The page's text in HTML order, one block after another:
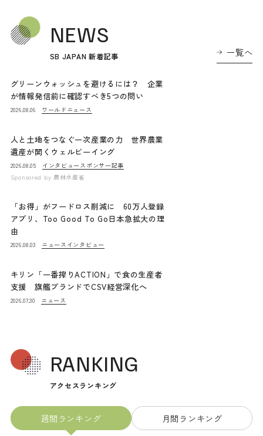
NEWS
SB JAPAN 新着記事 一覧へ
グリーンウォッシュを避けるには？ 企業
が情報発信前に確認すべき5つの問い
2026.08.06 ワールドニュース
人と土地をつなぐ一次産業の力 世界農業
遺産が開くウェルビーイング
2026.08.05 インタビュー スポンサー記事
Sponsored by 農林水産省
「お得」がフードロス削減に 60万人登録
アプリ、Too Good To Go日本急拡大の理
由
2026.08.03 ニュース インタビュー
キリン「一番搾りACTION」で食の生産者
支援 旗艦ブランドでCSV経営深化へ
2026.07.30 ニュース
RANKING
アクセスランキング
週間ランキング 月間ランキング